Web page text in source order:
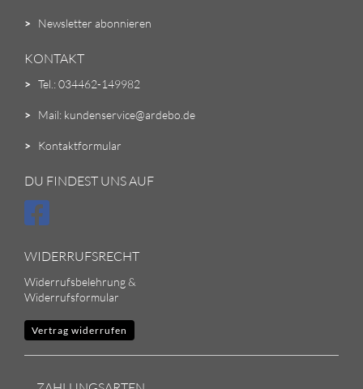
> Newsletter abonnieren
KONTAKT
> Tel.: 034462-149982
> Mail: kundenservice@ardebo.de
> Kontaktformular
DU FINDEST UNS AUF
WIDERRUFSRECHT
Widerrufsbelehrung &
Widerrufsformular
Vertrag widerrufen